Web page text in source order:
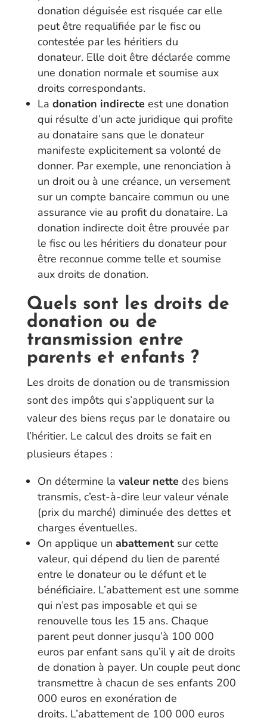
donation déguisée est risquée car elle
peut être requalifiée par le fisc ou
contestée par les héritiers du
donateur. Elle doit être déclarée comme
une donation normale et soumise aux
droits correspondants.
La donation indirecte est une donation
qui résulte d’un acte juridique qui profite
au donataire sans que le donateur
manifeste explicitement sa volonté de
donner. Par exemple, une renonciation à
un droit ou à une créance, un versement
sur un compte bancaire commun ou une
assurance vie au profit du donataire. La
donation indirecte doit être prouvée par
le fisc ou les héritiers du donateur pour
être reconnue comme telle et soumise
aux droits de donation.
Quels sont les droits de
donation ou de
transmission entre
parents et enfants ?
Les droits de donation ou de transmission
sont des impôts qui s’appliquent sur la
valeur des biens reçus par le donataire ou
l’héritier. Le calcul des droits se fait en
plusieurs étapes :
On détermine la valeur nette des biens
transmis, c’est-à-dire leur valeur vénale
(prix du marché) diminuée des dettes et
charges éventuelles.
On applique un abattementsur cette
valeur, qui dépend du lien de parenté
entre le donateur ou le défunt et le
bénéficiaire. L’abattement est une somme
qui n’est pas imposable et qui se
renouvelle tous les 15 ans. Chaque
parent peut donner jusqu’à 100 000
euros par enfant sans qu’il y ait de droits
de donation à payer. Un couple peut donc
transmettre à chacun de ses enfants 200
000 euros en exonération de
droits. L’abattement de 100 000 euros